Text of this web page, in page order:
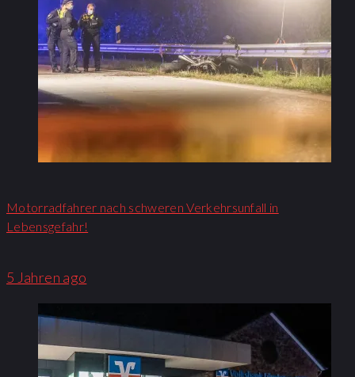
Motorradfahrer nach schweren Verkehrsunfall in
Lebensgefahr!
5 Jahren ago